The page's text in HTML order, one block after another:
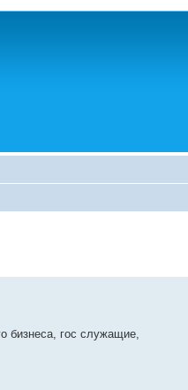
бизнеса, гос служащие,